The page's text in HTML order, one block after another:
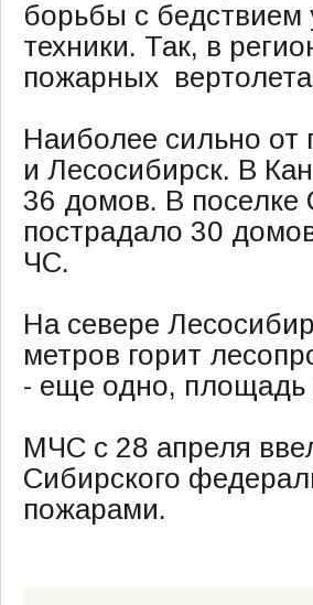
борьбы с бедствием
техники. Так, в
пожарных
Наиболее сильно от
и Лесосибирск. В
36 домов. В поселке
пострадало 30
ЧС.
На севере
метров горит
- еще одно, площадь
МЧС с 28 апреля
Сибирского
пожарами.